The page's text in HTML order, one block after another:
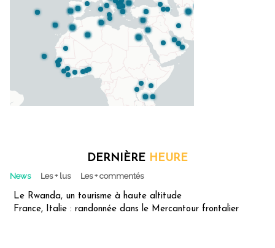
DERNIÈRE HEURE
News Les + lus Les + commentés
Le Rwanda, un tourisme à haute altitude
France, Italie : randonnée dans le Mercantour frontalier